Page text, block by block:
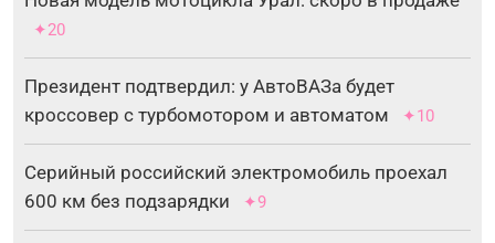
✦20
Президент подтвердил: у АвтоВАЗа будет
кроссовер с турбомотором и автоматом
✦10
Серийный российский электромобиль проехал
600 км без подзарядки
✦9